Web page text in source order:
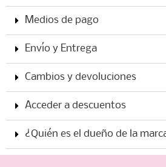
Medios de pago
Envío y Entrega
Cambios y devoluciones
Acceder a descuentos
¿Quién es el dueño de la